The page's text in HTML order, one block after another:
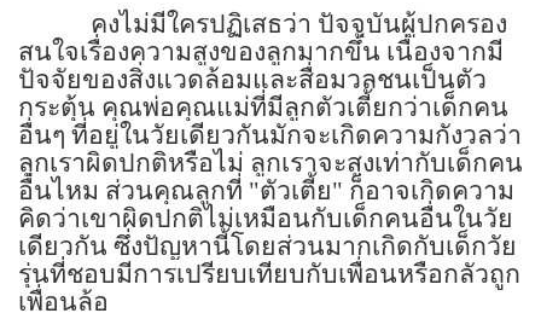
คงไม่มีใครปฏิเสธว่า ปัจจุบันผู้ปกครอง
สนใจเรื่องความสูงของลูกมากขึ้น เนื่องจากมี
ปัจจัยของสิ่งแวดล้อมและสื่อมวลชนเป็นตัว
กระตุ้น คุณพ่อคุณแม่ที่มีลูกตัวเตี้ยกว่าเด็กคน
อื่นๆ ที่อยู่ในวัยเดียวกันมักจะเกิดความกังวลว่า
ลูกเราผิดปกติหรือไม่ ลูกเราจะสูงเท่ากับเด็กคน
อื่นไหม ส่วนคุณลูกที่ "ตัวเตี้ย" ก็อาจเกิดความ
คิดว่าเขาผิดปกติไม่เหมือนกับเด็กคนอื่นในวัย
เดียวกัน ซึ่งปัญหานี้โดยส่วนมากเกิดกับเด็กวัย
รุ่นที่ชอบมีการเปรียบเทียบกับเพื่อนหรือกลัวถูก
เพื่อนล้อ